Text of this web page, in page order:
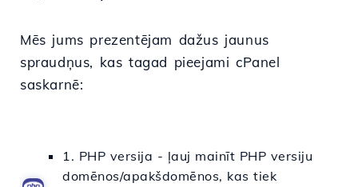
Mēs jums prezentējam dažus jaunus
spraudņus, kas tagad pieejami cPanel
saskarnē:
1. PHP versija - ļauj mainīt PHP versiju
domēnos/apakšdomēnos, kas tiek